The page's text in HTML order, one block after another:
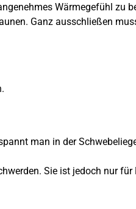
Wärmegefühl zu
Ganz ausschließen
man in der
Sie ist jedoch nur